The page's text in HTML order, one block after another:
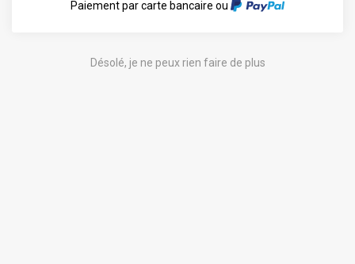
Paiement par carte bancaire ou
Désolé, je ne peux rien faire de plus